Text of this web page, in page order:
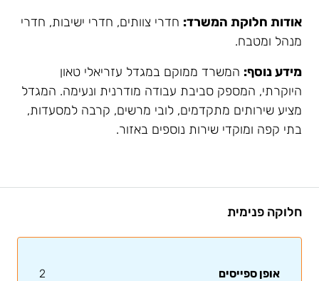
אודות חלוקת המשרד: חדרי צוותים, חדרי ישיבות, חדרי
מנהל ומטבח.
מידע נוסף: המשרד ממוקם במגדל עזריאלי טאון
היוקרתי, המספק סביבת עבודה מודרנית ונעימה. המגדל
מציע שירותים מתקדמים, לובי מרשים, קרבה למסעדות,
בתי קפה ומוקדי שירות נוספים באזור.
חלוקה פנימית
אופן ספייסים 2